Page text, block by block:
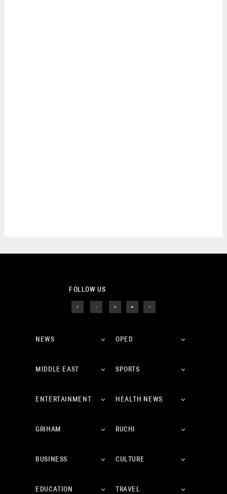
FOLLOW US
NEWS OPED
MIDDLE EAST SPORTS
ENTERTAINMENT HEALTH NEWS
GRIHAM RUCHI
BUSINESS CULTURE
EDUCATION TRAVEL